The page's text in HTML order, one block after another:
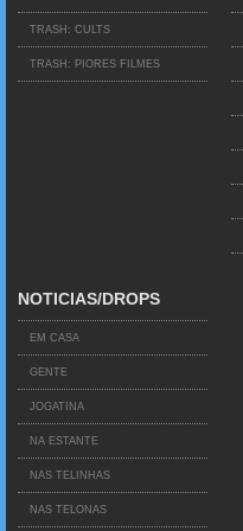
TRASH: CULTS
TRASH: PIORES FILMES
NOTICIAS/DROPS
EM CASA
GENTE
JOGATINA
NA ESTANTE
NAS TELINHAS
NAS TELONAS